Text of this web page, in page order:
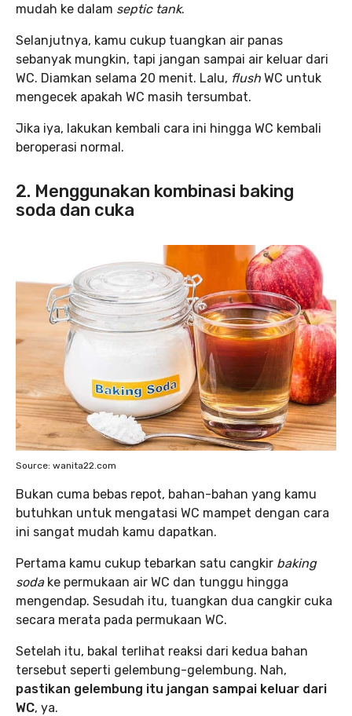
mudah ke dalam septic tank.
Selanjutnya, kamu cukup tuangkan air panas
sebanyak mungkin, tapi jangan sampai air keluar dari
WC. Diamkan selama 20 menit. Lalu, flush WC untuk
mengecek apakah WC masih tersumbat.
Jika iya, lakukan kembali cara ini hingga WC kembali
beroperasi normal.
2. Menggunakan kombinasi baking
soda dan cuka
Source: wanita22.com
Bukan cuma bebas repot, bahan-bahan yang kamu
butuhkan untuk mengatasi WC mampet dengan cara
ini sangat mudah kamu dapatkan.
Pertama kamu cukup tebarkan satu cangkir baking
soda ke permukaan air WC dan tunggu hingga
mengendap. Sesudah itu, tuangkan dua cangkir cuka
secara merata pada permukaan WC.
Setelah itu, bakal terlihat reaksi dari kedua bahan
tersebut seperti gelembung-gelembung. Nah,
pastikan gelembung itu jangan sampai keluar dari
WC, ya.